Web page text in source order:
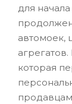
для
автомоек,
которая